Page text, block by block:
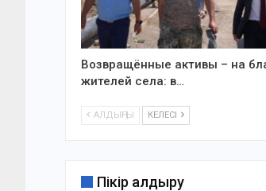
Возвращённые активы – на
жителей села: в…
АЛДЫҢҒЫ КЕЛЕСІ
Пікір қалдыру